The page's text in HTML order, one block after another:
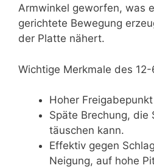
Armwinkel geworfen, was
gerichtete Bewegung
der Platte nähert.
Wichtige Merkmale des
Hoher
Späte Brechung, die
täuschen kann.
Effektiv gegen
Neigung, auf hohe